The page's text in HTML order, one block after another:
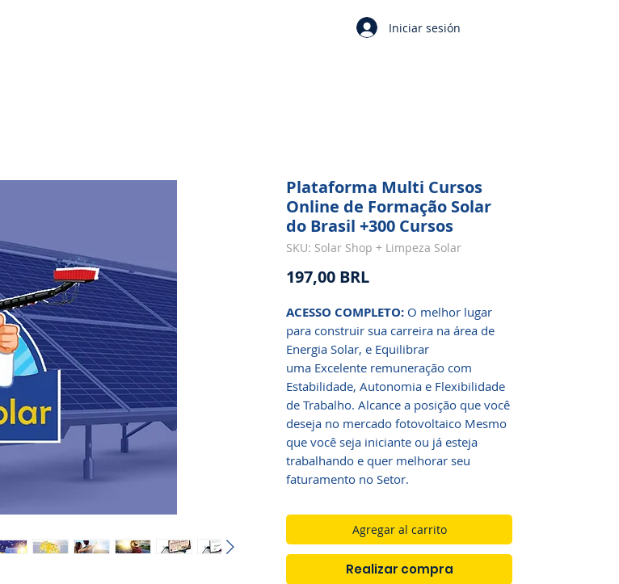
Iniciar sesión
Plataforma Multi Cursos
Online de Formação Solar
do Brasil +300 Cursos
SKU: Solar Shop + Limpeza Solar
197,00 BRLPrecio
ACESSO COMPLETO: O melhor lugar
para construir sua carreira na área de
Energia Solar, e Equilibrar
uma Excelente remuneração com
Estabilidade, Autonomia e Flexibilidade
de Trabalho. Alcance a posição que você
deseja no mercado fotovoltaico Mesmo
que você seja iniciante ou já esteja
trabalhando e quer melhorar seu
faturamento no Setor.
Agregar al carrito
Realizar compra